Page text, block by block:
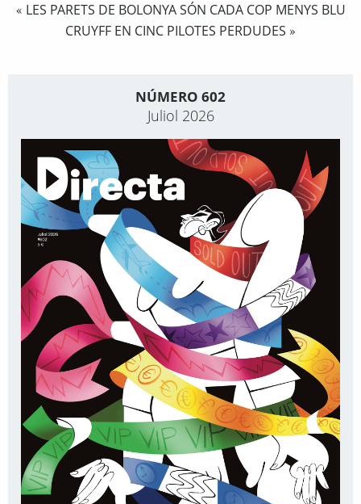
« LES PARETS DE BOLONYA SÓN CADA COP MENYS BLU
CRUYFF EN CINC PILOTES PERDUDES »
NÚMERO 602
Juliol 2026